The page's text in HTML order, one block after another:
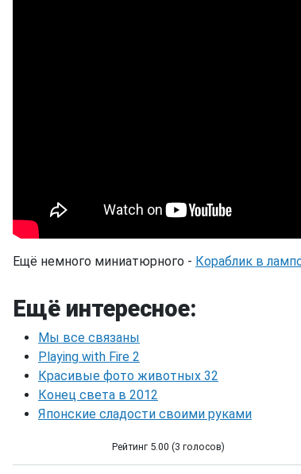
Ещё немного миниатюрного - Кораблик в
Ещё интересное:
Мы все связаны
Playing with Fire 2
Красивые фото животных 32
Конец света в 2012
Японские сладости своими руками
Рейтинг 5.00 (3 голосов)